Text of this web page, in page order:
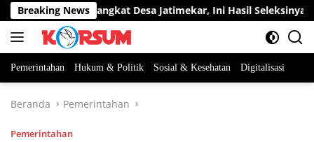
Langsung
ke
konten
Breaking News
Jabatan Perangkat Desa Jatimekar, Ini Hasil Seleksinya
Pemerintahan Hukum & Politik Sosial & Kesehatan Digitalisasi
Beranda Pemerintahan
Pemerintahan